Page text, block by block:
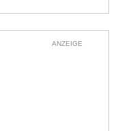
ANZEIGE